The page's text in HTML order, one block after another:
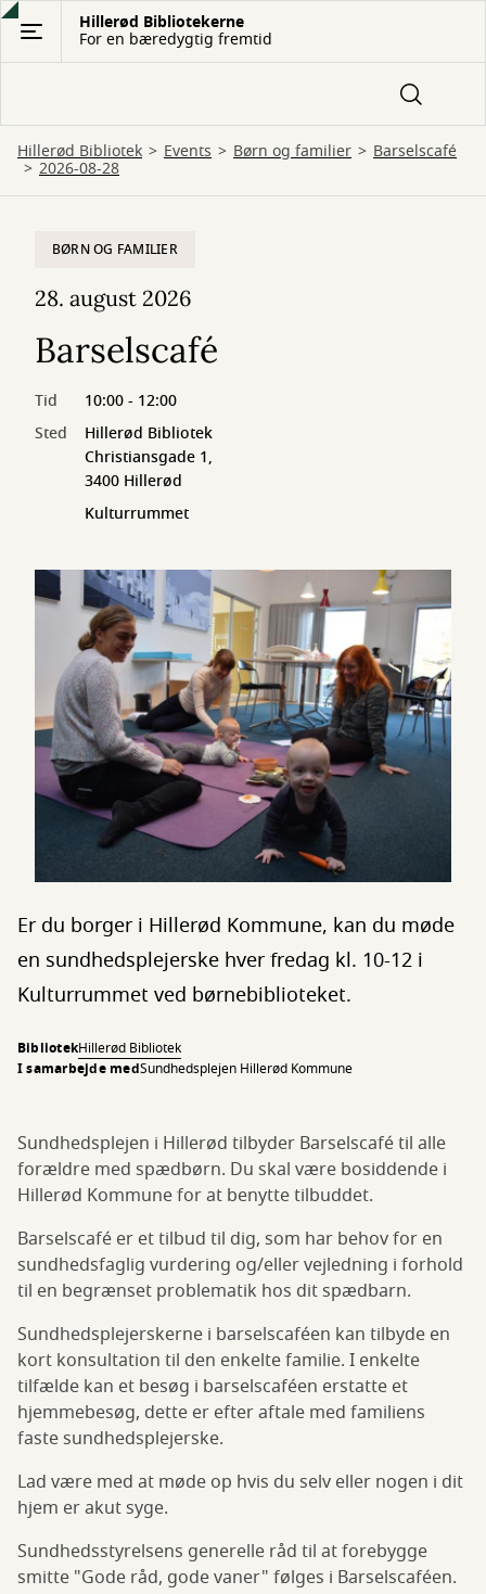
Gå
hovedindhold
Hillerød Bibliotekerne
For en bæredygtig fremtid
Hillerød Bibliotek Events Børn og familier Barselscafé
2026-08-28
BØRN OG FAMILIER
28. august 2026
Barselscafé
Tid
10:00 - 12:00
Sted
Hillerød Bibliotek
Christiansgade 1,
3400 Hillerød
Kulturrummet
Er du borger i Hillerød Kommune, kan du møde
en sundhedsplejerske hver fredag kl. 10-12 i
Kulturrummet ved børnebiblioteket.
BibliotekHillerød Bibliotek
I samarbejde medSundhedsplejen Hillerød Kommune
Sundhedsplejen i Hillerød tilbyder Barselscafé til alle
forældre med spædbørn. Du skal være bosiddende i
Hillerød Kommune for at benytte tilbuddet.
Barselscafé er et tilbud til dig, som har behov for en
sundhedsfaglig vurdering og/eller vejledning i forhold
til en begrænset problematik hos dit spædbarn.
Sundhedsplejerskerne i barselscaféen kan tilbyde en
kort konsultation til den enkelte familie. I enkelte
tilfælde kan et besøg i barselscaféen erstatte et
hjemmebesøg, dette er efter aftale med familiens
faste sundhedsplejerske.
Lad være med at møde op hvis du selv eller nogen i dit
hjem er akut syge.
Sundhedsstyrelsens generelle råd til at forebygge
smitte "Gode råd, gode vaner" følges i Barselscaféen.